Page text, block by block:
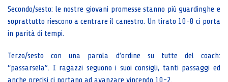
Secondo/sesto: le nostre giovani promesse stanno più guardinghe e
soprattutto riescono a centrare il canestro. Un tirato 10-8 ci porta
in parità di tempi.
Terzo/sesto con una parola d’ordine su tutte del coach:
“passarsela”. I ragazzi seguono i suoi consigli, tanti passaggi ed
anche precisi ci portano ad avanzare vincendo 10-2.